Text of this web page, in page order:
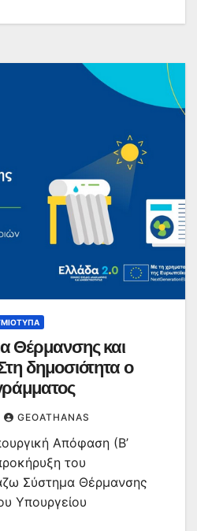
Θέρμανσης και
δημοσιότητα ο
GEOATHANAS
Απόφαση (Β’
του
Σύστημα Θέρμανσης
Υπουργείου